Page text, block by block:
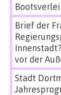
Brief der
vor der
Stadt